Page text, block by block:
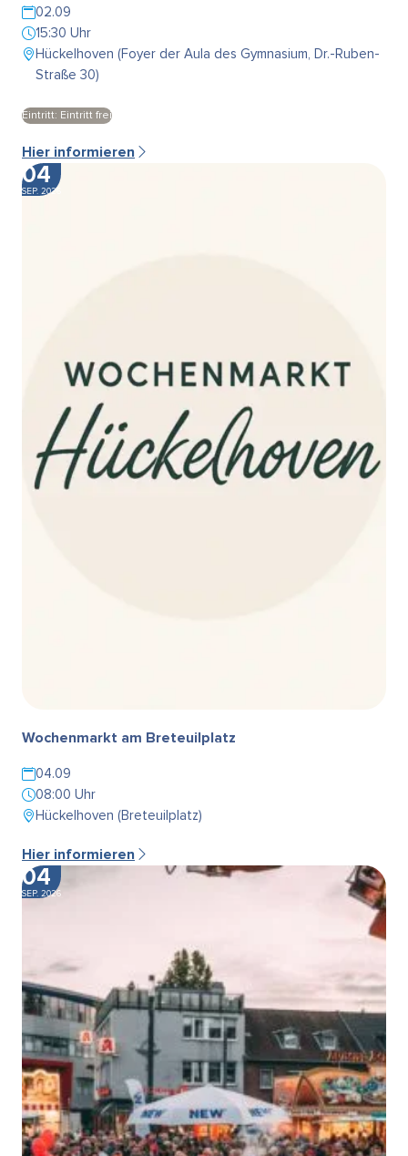
02.09
15:30 Uhr
Hückelhoven (Foyer der Aula des Gymnasium, Dr.-Ruben-
Straße 30)
Eintritt: Eintritt frei
Hier informieren
04
SEP. 2026
Wochenmarkt am Breteuilplatz
04.09
08:00 Uhr
Hückelhoven (Breteuilplatz)
Hier informieren
04
SEP. 2026